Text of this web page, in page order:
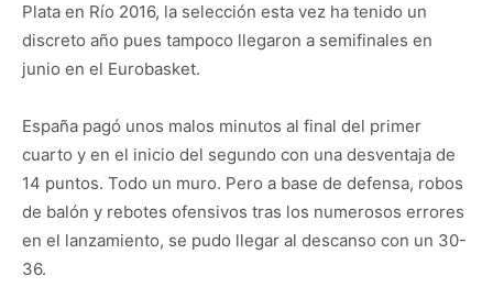
Plata en Río 2016, la selección esta vez ha tenido un
discreto año pues tampoco llegaron a semifinales en
junio en el Eurobasket.
España pagó unos malos minutos al final del primer
cuarto y en el inicio del segundo con una desventaja de
14 puntos. Todo un muro. Pero a base de defensa, robos
de balón y rebotes ofensivos tras los numerosos errores
en el lanzamiento, se pudo llegar al descanso con un 30-
36.